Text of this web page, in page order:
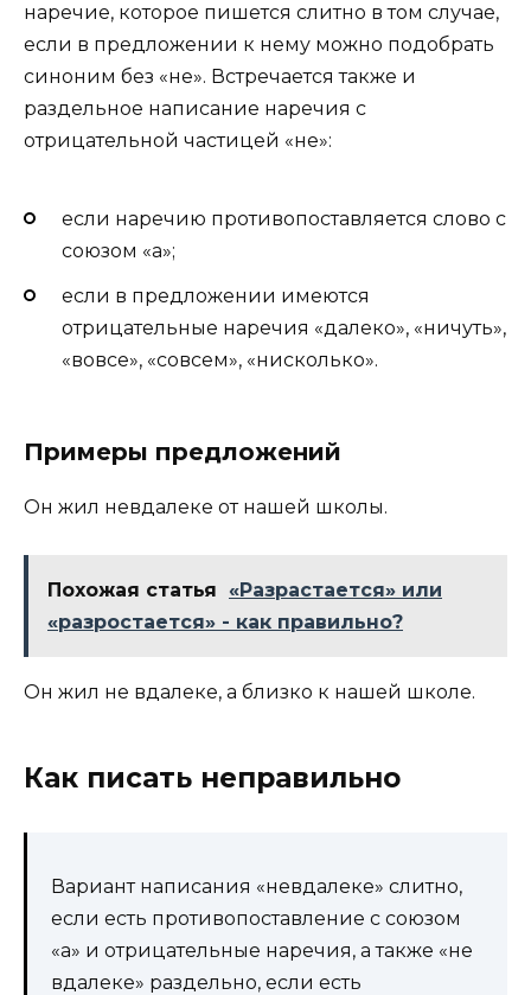
наречие, которое пишется слитно в том случае,
если в предложении к нему можно подобрать
синоним без «не». Встречается также и
раздельное написание наречия с
отрицательной частицей «не»:
если наречию противопоставляется слово с
союзом «а»;
если в предложении имеются
отрицательные наречия «далеко», «ничуть»,
«вовсе», «совсем», «нисколько».
Примеры предложений
Он жил невдалеке от нашей школы.
Похожая статья
«Разрастается» или
«разростается» - как правильно?
Он жил не вдалеке, а близко к нашей школе.
Как писать неправильно
Вариант написания «невдалеке» слитно,
если есть противопоставление с союзом
«а» и отрицательные наречия, а также «не
вдалеке» раздельно, если есть